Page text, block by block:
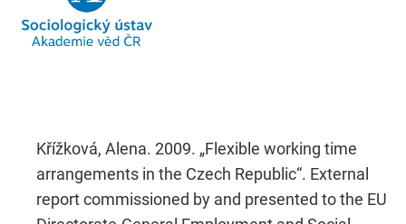
Křížková, Alena. 2009. „Flexible working time
arrangements in the Czech Republic“. External
report commissioned by and presented to the EU